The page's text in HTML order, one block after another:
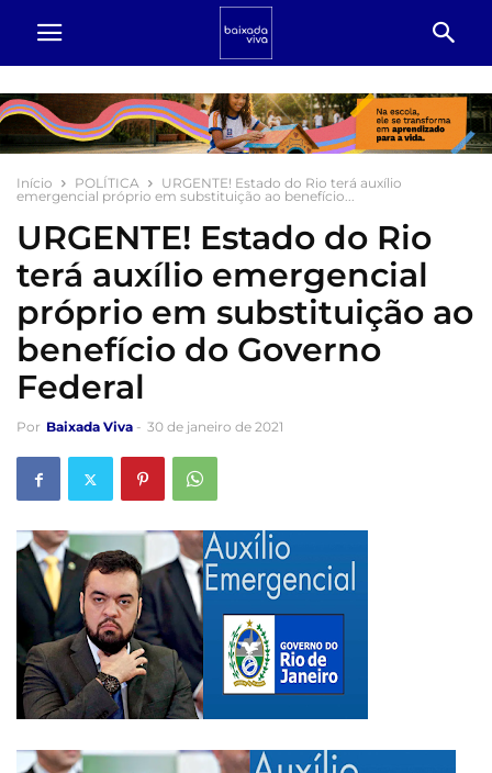
Início POLÍTICA
URGENTE! Estado do Rio terá auxílio
emergencial próprio em substituição ao benefício...
URGENTE! Estado do Rio
terá auxílio emergencial
próprio em substituição ao
benefício do Governo
Federal
Por Baixada Viva - 30 de janeiro de 2021